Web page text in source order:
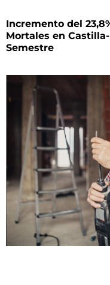
Incremento del
Mortales en
Semestre